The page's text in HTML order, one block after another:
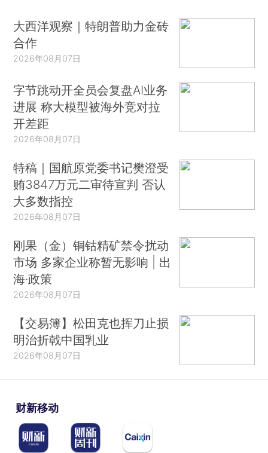
大西洋观察｜特朗普助力金砖
合作
2026年08月07日
字节跳动开全员会复盘AI业务
进展 称大模型被海外竞对拉
开差距
2026年08月07日
特稿｜国航原党委书记樊澄受
贿3847万元二审待宣判 否认
大多数指控
2026年08月07日
刚果（金）铜钴精矿禁令扰动
市场 多家企业称暂无影响 | 出
海·政策
2026年08月07日
【交易簿】松田克也挥刀止损
明治折戟中国乳业
2026年08月07日
财新移动